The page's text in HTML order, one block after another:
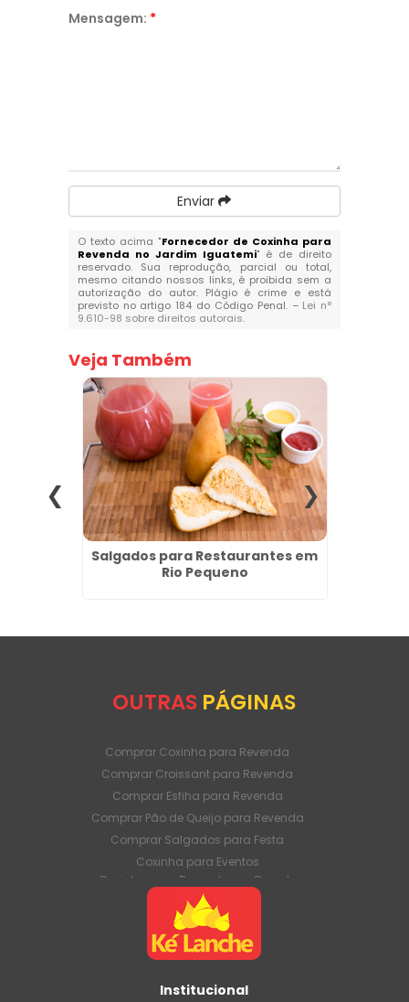
Mensagem: *
Enviar
O texto acima "Fornecedor de Coxinha para
Revenda no Jardim Iguatemi" é de direito
reservado. Sua reprodução, parcial ou total,
mesmo citando nossos links, é proibida sem a
autorização do autor. Plágio é crime e está
previsto no artigo 184 do Código Penal. – Lei n°
9.610-98 sobre direitos autorais.
Veja Também
Salgados para Restaurantes em
Rio Pequeno
OUTRAS PÁGINAS
Comprar Coxinha para Revenda
Comprar Croissant para Revenda
Comprar Esfiha para Revenda
Comprar Pão de Queijo para Revenda
Comprar Salgados para Festa
Coxinha para Eventos
Coxinha para Revenda em Grande
Quantidade
Coxinha para Venda Direto da Fábrica
Coxinha para Venda em Atacado
Croissant para Revenda em Grande
Croissant para Venda Direto da Fábrica
Institucional